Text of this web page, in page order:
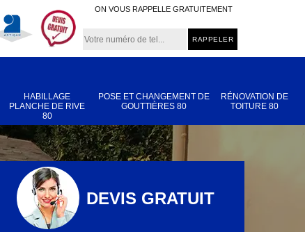
ON VOUS RAPPELLE GRATUITEMENT
HABILLAGE
PLANCHE DE RIVE
80
POSE ET CHANGEMENT DE
GOUTTIÈRES 80
RÉNOVATION DE
TOITURE 80
DEVIS GRATUIT